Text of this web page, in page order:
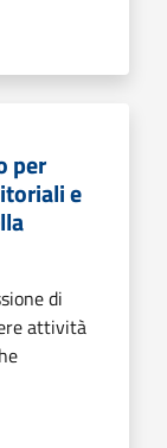
per
e
di
attività